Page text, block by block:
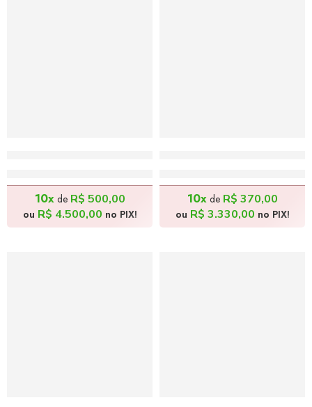
10xde R$ 500,00
ou R$ 4.500,00 no PIX!
10xde R$ 370,00
ou R$ 3.330,00 no PIX!